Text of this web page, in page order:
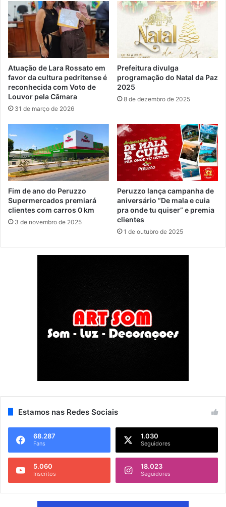
Atuação de Lara Rossato em
favor da cultura pedritense é
reconhecida com Voto de
Louvor pela Câmara
31 de março de 2026
Prefeitura divulga
programação do Natal da Paz
2025
8 de dezembro de 2025
Fim de ano do Peruzzo
Supermercados premiará
clientes com carros 0 km
3 de novembro de 2025
Peruzzo lança campanha de
aniversário “De mala e cuia
pra onde tu quiser” e premia
clientes
1 de outubro de 2025
Estamos nas Redes Sociais
68.287
Fans
1.030
Seguidores
5.060
Inscritos
18.023
Seguidores